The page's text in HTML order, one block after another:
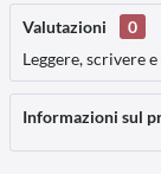
Valutazioni
0
Leggere, scrivere
Informazioni sul